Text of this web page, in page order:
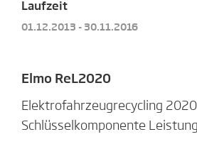
Laufzeit
01.12.2013 - 30.11.2016
Elmo ReL2020
Elektrofahrzeugrecycling 2020
Schlüsselkomponente